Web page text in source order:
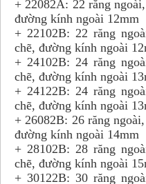
+ 22082A: 22 răng
đường kính ngoài 12mm
+ 22102B: 22 răng
chẽ, đường kính ngoài
+ 24102B: 24 răng
chẽ, đường kính ngoài
+ 24122B: 24 răng
chẽ, đường kính ngoài
+ 26082B: 26 răng
đường kính ngoài 14mm
+ 28102B: 28 răng
chẽ, đường kính ngoài
+ 30122B: 30 răng